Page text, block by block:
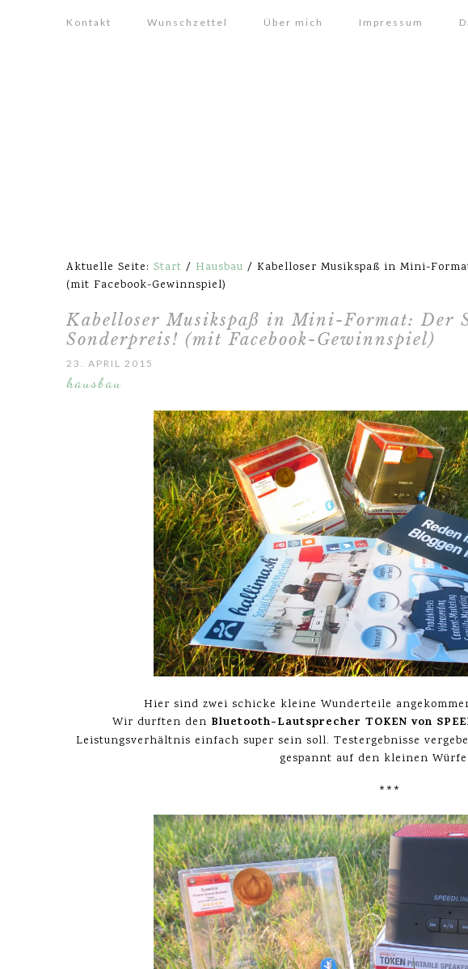
Kontakt Wunschzettel Über mich Impressum
Aktuelle Seite: Start / Hausbau / Kabelloser Musikspaß in Mini-
(mit Facebook-Gewinnspiel)
Kabelloser Musikspaß in Mini-Format: Der
Sonderpreis! (mit Facebook-Gewinnspiel)
23. APRIL 2015
hausbau
Hier sind zwei schicke kleine Wunderteile
Wir durften den Bluetooth-Lautsprecher TOKEN von
Leistungsverhältnis einfach super sein soll. Testergebnisse
gespannt auf den kleinen
***